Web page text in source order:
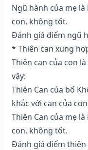
Ngũ hành của mẹ
con, không tốt.
Đánh giá điểm ngũ
* Thiên can xung
Thiên can của con
vậy:
Thiên Can của bố
khắc với can của
Thiên Can của mẹ
con, không tốt.
Đánh giá điểm thiên